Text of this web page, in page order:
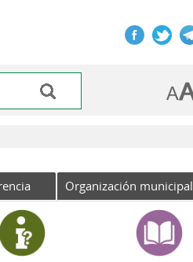
Organización municipal